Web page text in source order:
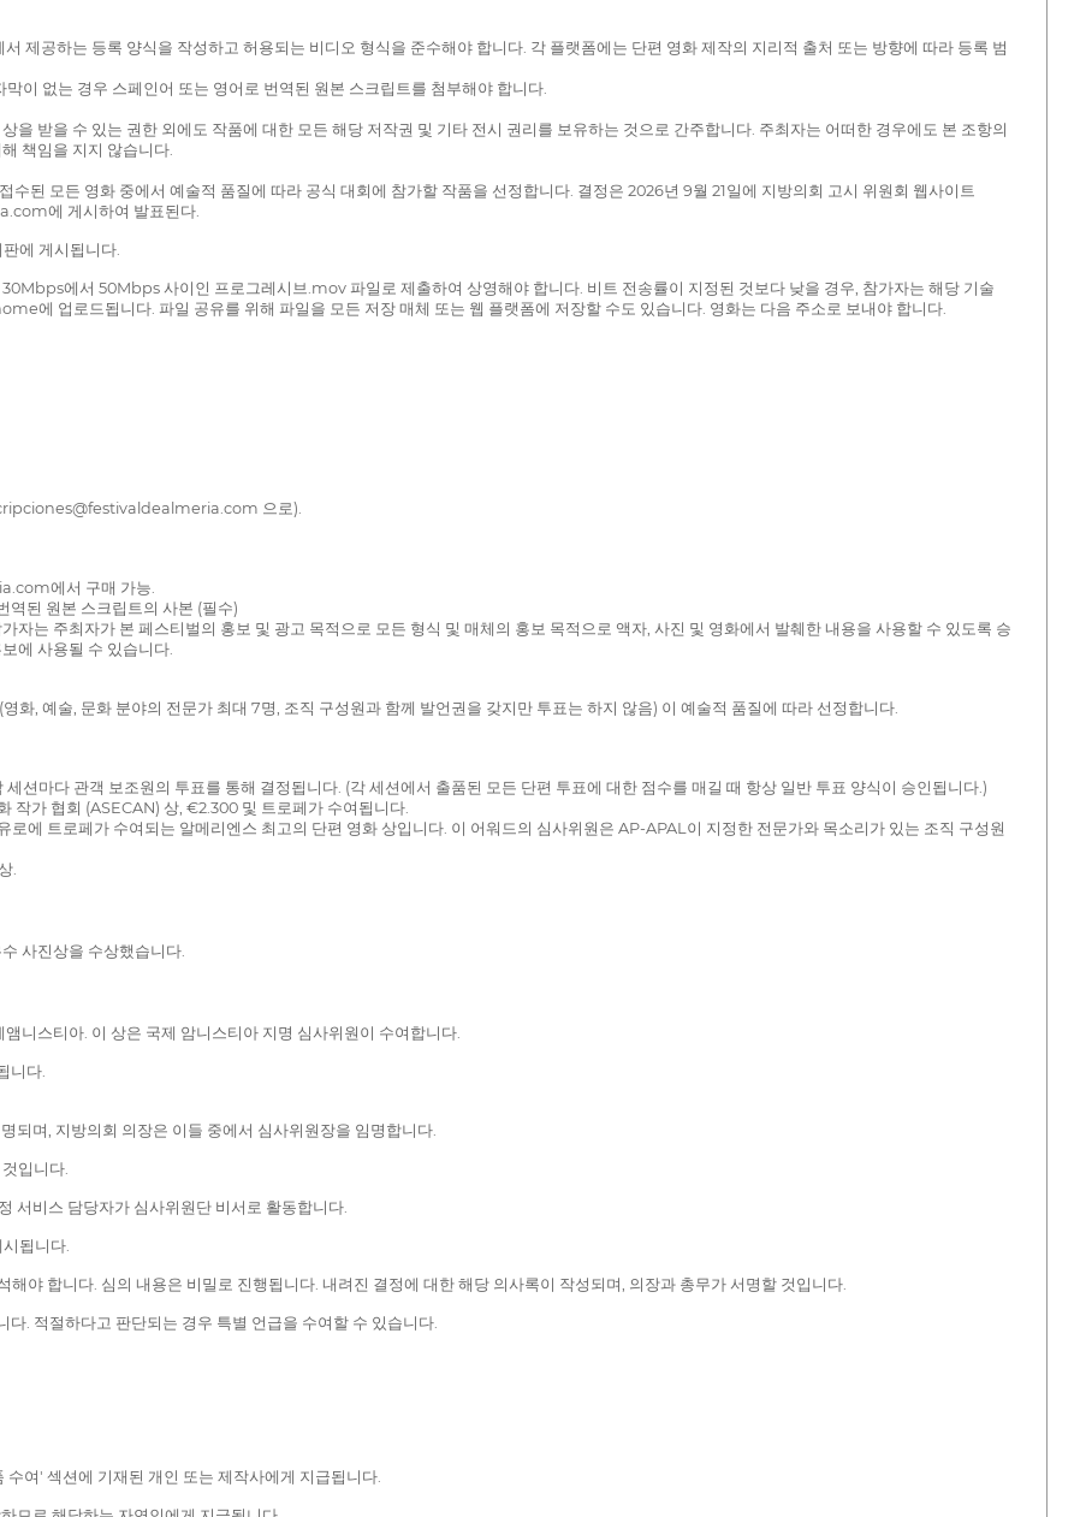
제공하는 등록 양식을 작성하고 허용되는 비디오 형식을 준수해야 합니다. 각 플랫폼에는 단편 영화 제작의 지리적 출처 또는 방향에 따라 등록 범
이 없는 경우 스페인어 또는 영어로 번역된 원본 스크립트를 첨부해야 합니다.
을 받을 수 있는 권한 외에도 작품에 대한 모든 해당 저작권 및 기타 전시 권리를 보유하는 것으로 간주합니다. 주최자는 어떠한 경우에도 본 조항의
책임을 지지 않습니다.
수된 모든 영화 중에서 예술적 품질에 따라 공식 대회에 참가할 작품을 선정합니다. 결정은 2026년 9월 21일에 지방의회 고시 위원회 웹사이트
에 게시하여 발표된다.
에 게시됩니다.
에서 50Mbps 사이인 프로그레시브.mov 파일로 제출하여 상영해야 합니다. 비트 전송률이 지정된 것보다 낮을 경우, 참가자는 해당 기술
에 업로드됩니다. 파일 공유를 위해 파일을 모든 저장 매체 또는 웹 플랫폼에 저장할 수도 있습니다. 영화는 다음 주소로 보내야 합니다.
으로).
에서 구매 가능.
역된 원본 스크립트의 사본 (필수)
자는 주최자가 본 페스티벌의 홍보 및 광고 목적으로 모든 형식 및 매체의 홍보 목적으로 액자, 사진 및 영화에서 발췌한 내용을 사용할 수 있도록 승
에 사용될 수 있습니다.
화, 예술, 문화 분야의 전문가 최대 7명, 조직 구성원과 함께 발언권을 갖지만 투표는 하지 않음) 이 예술적 품질에 따라 선정합니다.
션마다 관객 보조원의 투표를 통해 결정됩니다. (각 세션에서 출품된 모든 단편 투표에 대한 점수를 매길 때 항상 일반 투표 양식이 승인됩니다.)
작가 협회 (ASECAN) 상, €2.300 및 트로페가 수여됩니다.
에 트로페가 수여되는 알메리엔스 최고의 단편 영화 상입니다. 이 어워드의 심사위원은 AP-APAL이 지정한 전문가와 목소리가 있는 조직 구성원
.
사진상을 수상했습니다.
니스티아. 이 상은 국제 암니스티아 지명 심사위원이 수여합니다.
니다.
되며, 지방의회 의장은 이들 중에서 심사위원장을 임명합니다.
입니다.
서비스 담당자가 심사위원단 비서로 활동합니다.
됩니다.
야 합니다. 심의 내용은 비밀로 진행됩니다. 내려진 결정에 대한 해당 의사록이 작성되며, 의장과 총무가 서명할 것입니다.
. 적절하다고 판단되는 경우 특별 언급을 수여할 수 있습니다.
여' 섹션에 기재된 개인 또는 제작사에게 지급됩니다.